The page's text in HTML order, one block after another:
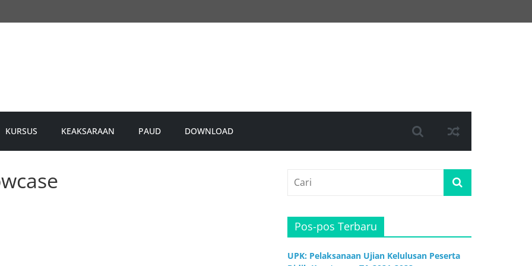
KURSUS KEAKSARAAN PAUD DOWNLOAD
Pos-pos Terbaru
UPK: Pelaksanaan Ujian Kelulusan Peserta